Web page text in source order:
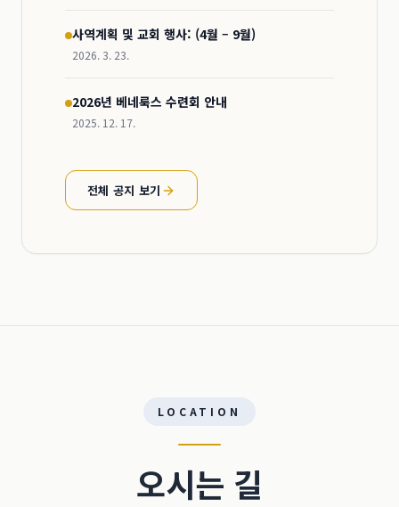
사역계획 및 교회 행사: (4월 – 9월)
2026. 3. 23.
2026년 베네룩스 수련회 안내
2025. 12. 17.
전체 공지 보기
LOCATION
오시는 길